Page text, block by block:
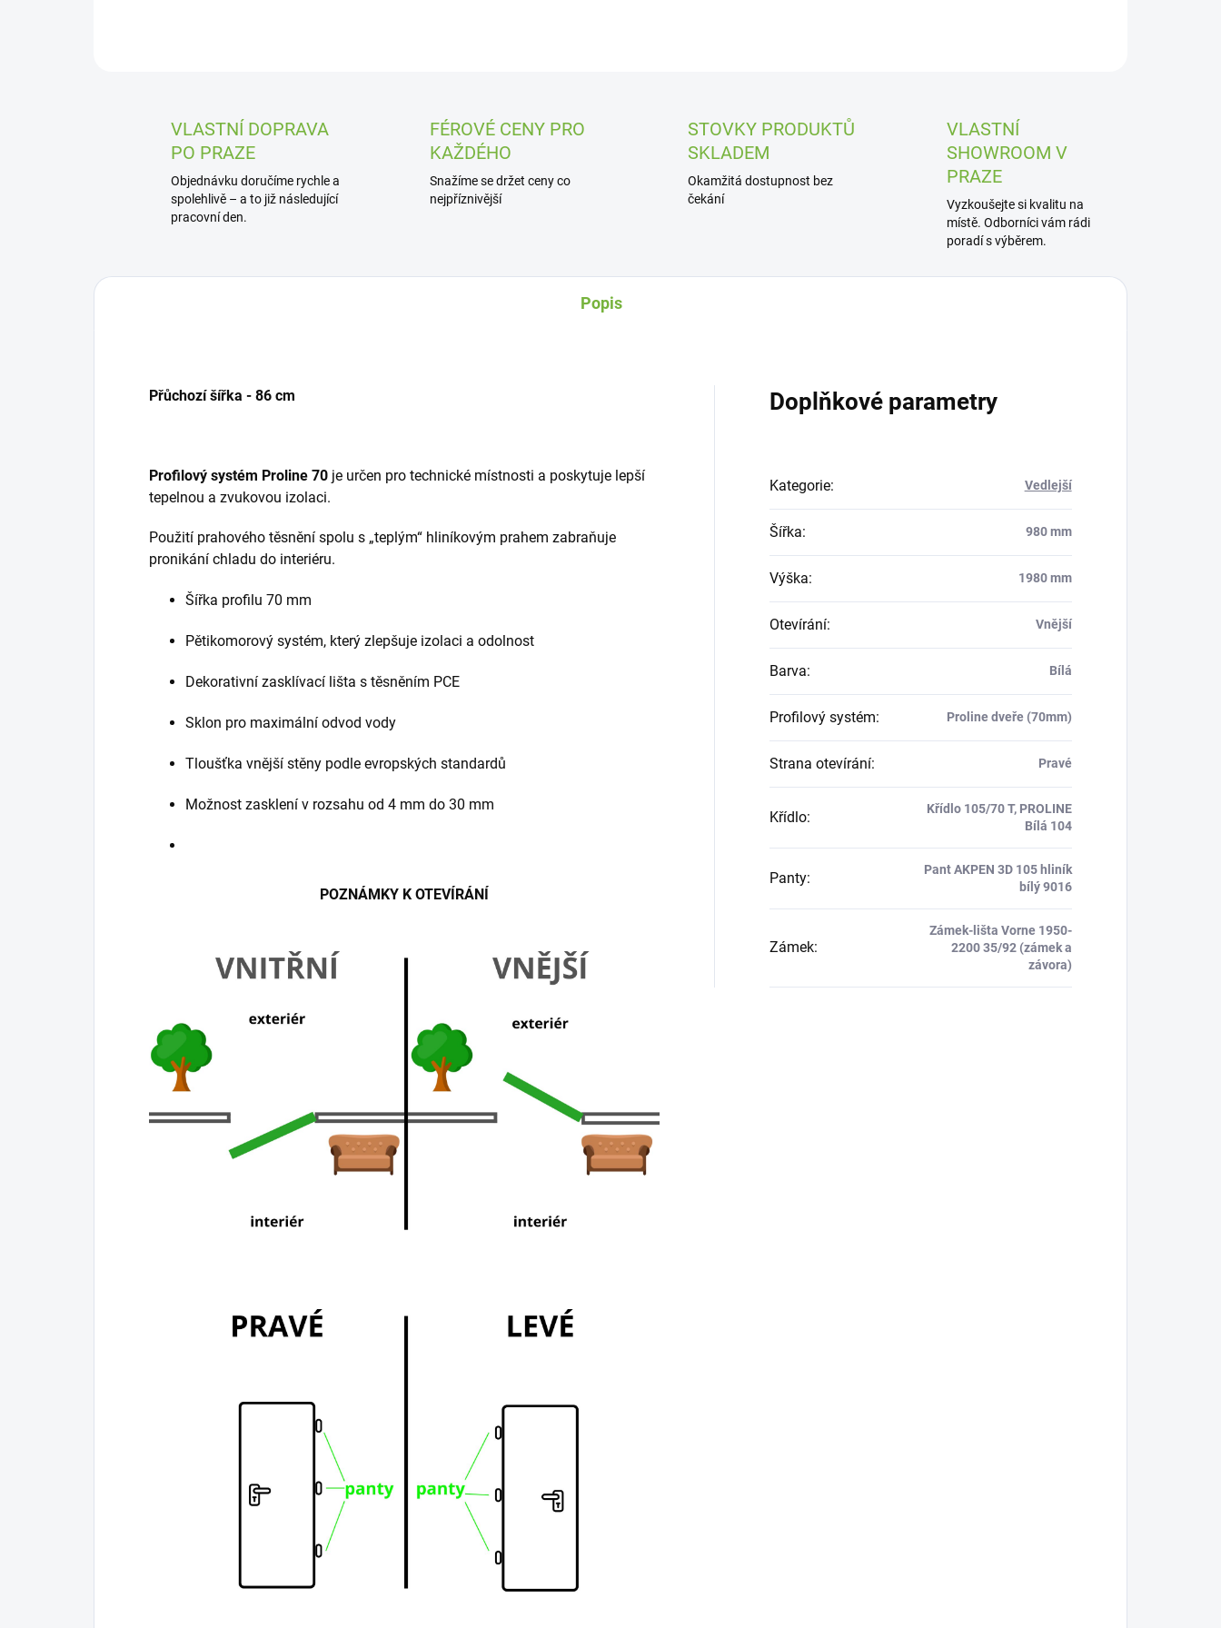
VLASTNÍ DOPRAVA
PO PRAZE
Objednávku doručíme rychle a
spolehlivě – a to již následující
pracovní den.
FÉROVÉ CENY PRO
KAŽDÉHO
Snažíme se držet ceny co
nejpříznivější
STOVKY PRODUKTŮ
SKLADEM
Okamžitá dostupnost bez
čekání
VLASTNÍ
SHOWROOM V
PRAZE
Vyzkoušejte si kvalitu na
místě. Odborníci vám rádi
poradí s výběrem.
Popis
Přůchozí šířka - 86 cm
Profilový systém Proline 70 je určen pro technické místnosti a poskytuje lepší
tepelnou a zvukovou izolaci.
Použití prahového těsnění spolu s „teplým“ hliníkovým prahem zabraňuje
pronikání chladu do interiéru.
Šířka profilu 70 mm
Pěti­komorový systém, který zlepšuje izolaci a odolnost
Dekorativní zasklívací lišta s těsněním PCE
Sklon pro maximální odvod vody
Tloušťka vnější stěny podle evropských standardů
Možnost zasklení v rozsahu od 4 mm do 30 mm
POZNÁMKY K OTEVÍRÁNÍ
Doplňkové parametry
Kategorie: Vedlejší
Šířka: 980 mm
Výška: 1980 mm
Otevírání: Vnější
Barva: Bílá
Profilový systém: Proline dveře (70mm)
Strana otevírání: Pravé
Křídlo:
Křídlo 105/70 T, PROLINE
Bílá 104
Panty:
Pant AKPEN 3D 105 hliník
bílý 9016
Zámek:
Zámek-lišta Vorne 1950-
2200 35/92 (zámek a
závora)